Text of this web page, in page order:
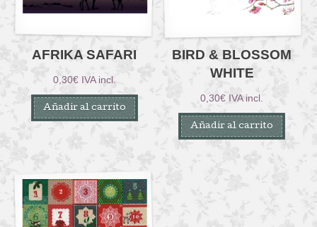
AFRIKA SAFARI
0,30€ IVA incl.
Añadir al carrito
BIRD & BLOSSOM
WHITE
0,30€ IVA incl.
Añadir al carrito